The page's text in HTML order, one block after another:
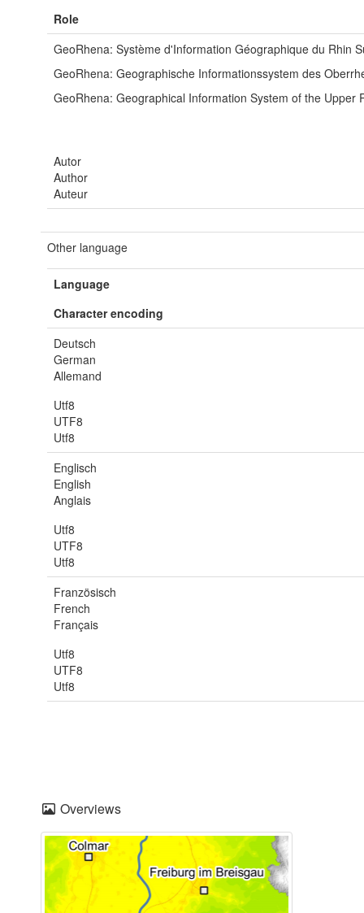
Role
GeoRhena: Système d'Information Géographique du Rhin
GeoRhena: Geographische Informationssystem des
GeoRhena: Geographical Information System of the Upper
Autor
Author
Auteur
Other language
Language
Character encoding
Deutsch
German
Allemand
Utf8
UTF8
Utf8
Englisch
English
Anglais
Utf8
UTF8
Utf8
Französisch
French
Français
Utf8
UTF8
Utf8
Overviews